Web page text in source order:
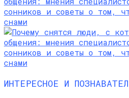
ИНТЕРЕСНОЕ И